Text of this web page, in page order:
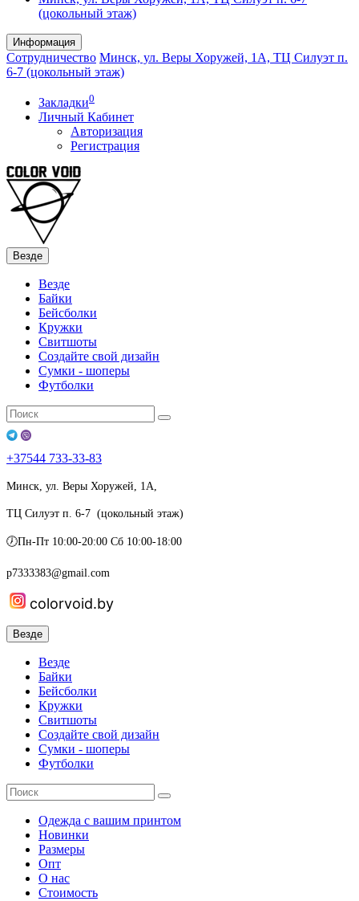
(цокольный этаж)
Информация
Сотрудничество Минск, ул. Веры Хоружей, 1А, ТЦ Силуэт п.
6-7 (цокольный этаж)
Закладки0
Личный Кабинет
Авторизация
Регистрация
Везде
Везде
Байки
Бейсболки
Кружки
Свитшоты
Создайте свой дизайн
Сумки - шоперы
Футболки
+37544 733-33-83
Минск, ул. Веры Хоружей, 1А,
ТЦ Силуэт п. 6-7 (цокольный этаж)
🕖Пн-Пт 10:00-20:00 Сб 10:00-18:00
p7333383@gmail.com
colorvoid.by
Везде
Везде
Байки
Бейсболки
Кружки
Свитшоты
Создайте свой дизайн
Сумки - шоперы
Футболки
Одежда с вашим принтом
Новинки
Размеры
Опт
О нас
Стоимость